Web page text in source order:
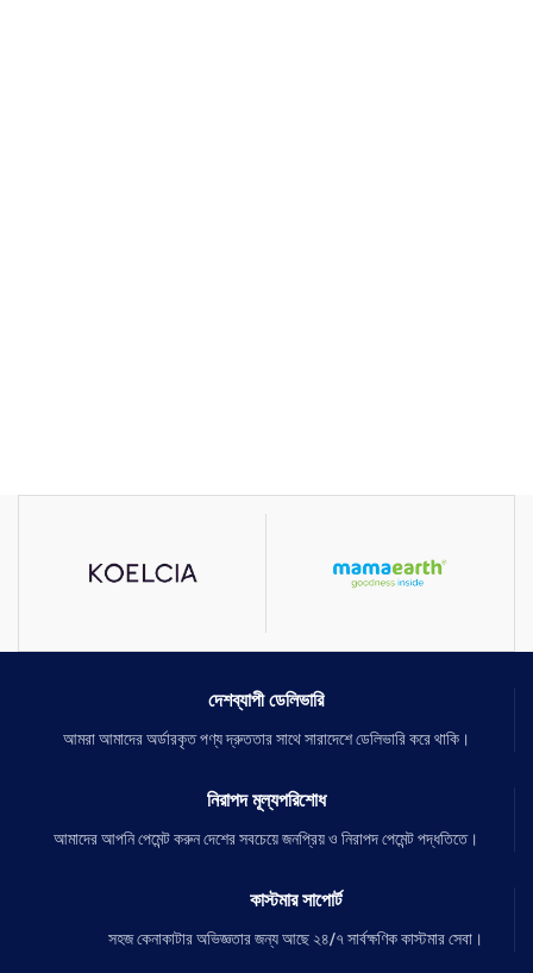
দেশব্যাপী ডেলিভারি
আমরা আমাদের অর্ডারকৃত পণ্য দ্রুততার সাথে সারাদেশে ডেলিভারি করে থাকি।
নিরাপদ মূল্যপরিশোধ
আমাদের আপনি পেমেন্ট করুন দেশের সবচেয়ে জনপ্রিয় ও নিরাপদ পেমেন্ট পদ্ধতিতে।
কাস্টমার সাপোর্ট
সহজ কেনাকাটার অভিজ্ঞতার জন্য আছে ২৪/৭ সার্বক্ষণিক কাস্টমার সেবা।